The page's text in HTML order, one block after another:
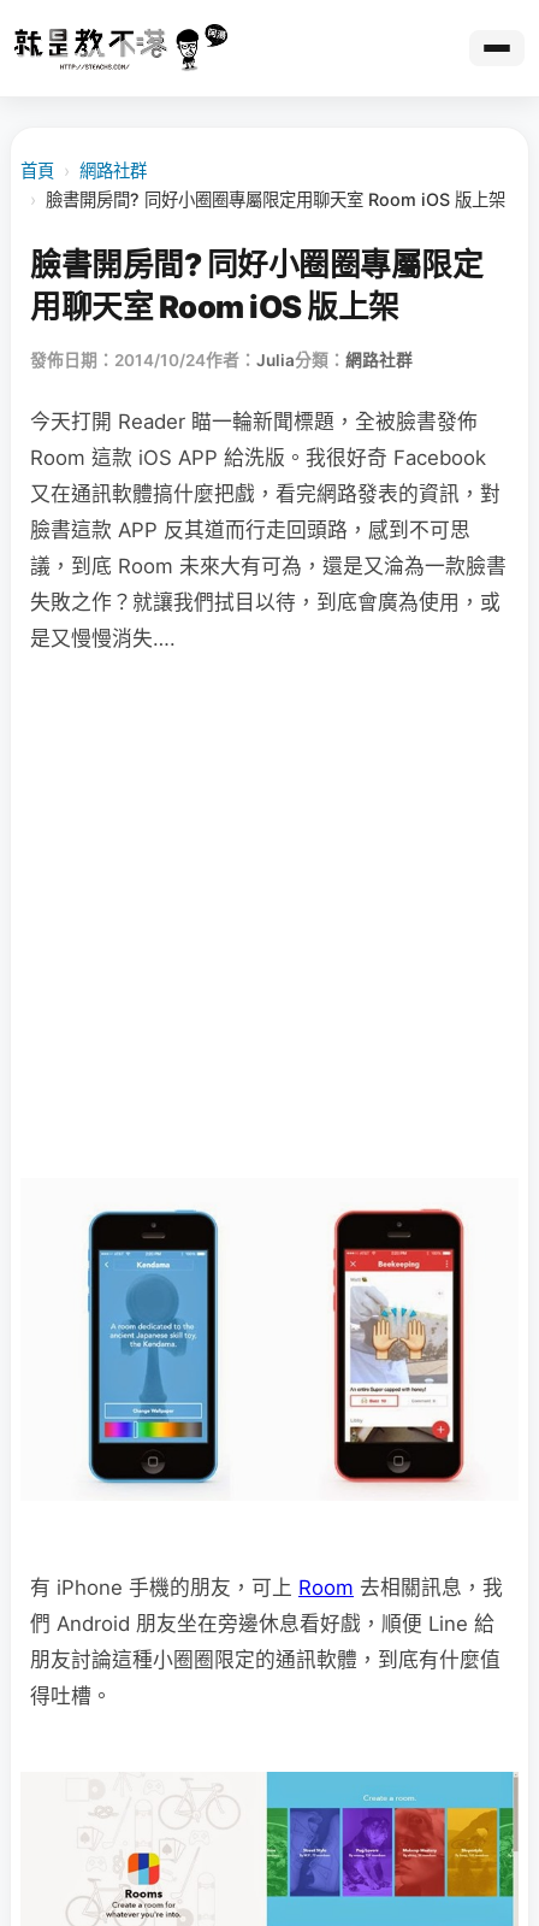
首頁 › 網路社群
› 臉書開房間? 同好小圈圈專屬限定用聊天室 Room iOS 版上架
臉書開房間? 同好小圈圈專屬限定
用聊天室 Room iOS 版上架
發佈日期：2014/10/24作者： Julia分類： 網路社群
今天打開 Reader 瞄一輪新聞標題，全被臉書發佈
Room 這款 iOS APP 給洗版。我很好奇 Facebook
又在通訊軟體搞什麼把戲，看完網路發表的資訊，對
臉書這款 APP 反其道而行走回頭路，感到不可思
議，到底 Room 未來大有可為，還是又淪為一款臉書
失敗之作？就讓我們拭目以待，到底會廣為使用，或
是又慢慢消失….
有 iPhone 手機的朋友，可上 Room 去相關訊息，我
們 Android 朋友坐在旁邊休息看好戲，順便 Line 給
朋友討論這種小圈圈限定的通訊軟體，到底有什麼值
得吐槽。